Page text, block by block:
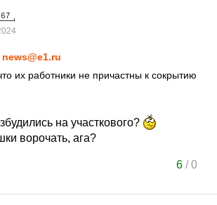
news@e1.ru
их работники не причастны к сокрытию
на участкового?
ворочать, ага?
6/0